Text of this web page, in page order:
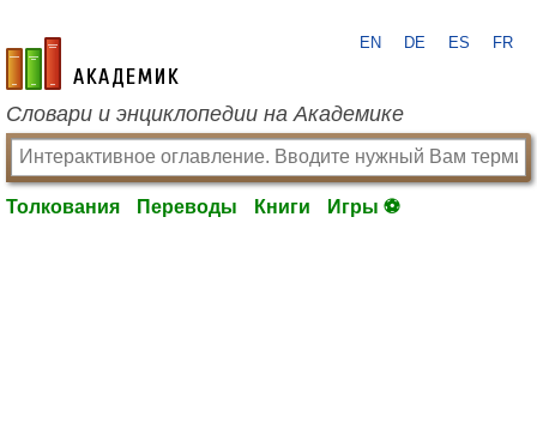
academic.ru
EN DE ES FR
Словари и энциклопедии на Академике
Толкования Переводы Книги Игры ⚽